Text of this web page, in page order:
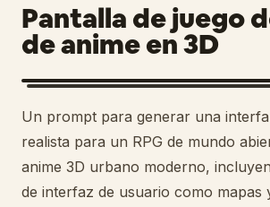
Casos de uso
Habilidades
Prompts
Precios
Pantalla de juego
de anime en 3D
Un prompt para generar una
realista para un RPG de mundo
anime 3D urbano moderno,
de interfaz de usuario como mapas